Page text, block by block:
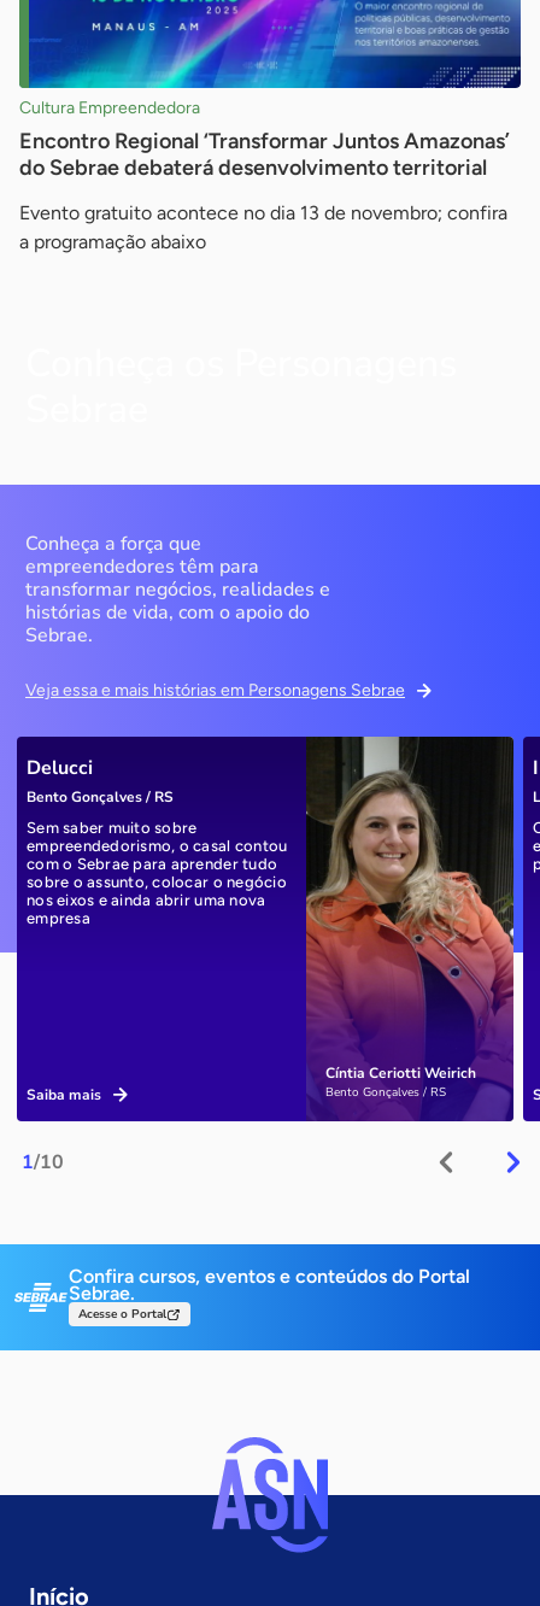
Cultura Empreendedora
Encontro Regional ‘Transformar Juntos Amazonas’
do Sebrae debaterá desenvolvimento territorial
Evento gratuito acontece no dia 13 de novembro; confira
a programação abaixo
Conheça a força que
empreendedores têm para
transformar negócios, realidades e
histórias de vida, com o apoio do
Sebrae.
Veja essa e mais histórias em Personagens Sebrae
1/10
Cíntia Ceriotti Weirich
Bento Gonçalves / RS
Delucci
Bento Gonçalves / RS
Sem saber muito sobre
empreendedorismo, o casal contou
com o Sebrae para aprender tudo
sobre o assunto, colocar o negócio
nos eixos e ainda abrir uma nova
empresa
Saiba mais
Confira cursos, eventos e conteúdos do Portal
Sebrae.
Acesse o Portal
Início